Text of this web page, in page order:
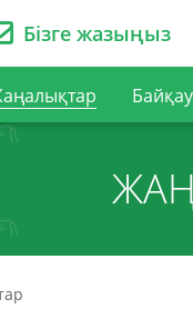
Бізге жазыңыз